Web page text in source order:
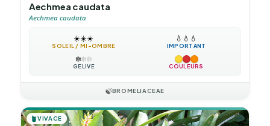
Aechmea caudata
Aechmea caudata
☀️☀️☀️
SOLEIL / MI-OMBRE
💧 💧 💧
IMPORTANT
❄️❄️❄️
GÉLIVE COULEURS
🍃BROMELIACEAE
🪴VIVACE